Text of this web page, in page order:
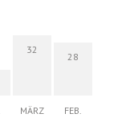
32
MÄRZ
28
FEB.